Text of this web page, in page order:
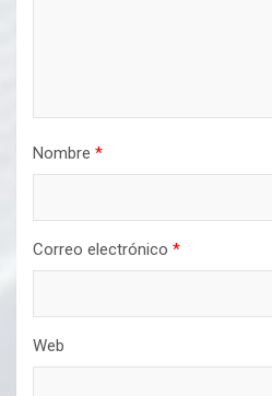
Nombre *
Correo electrónico *
Web